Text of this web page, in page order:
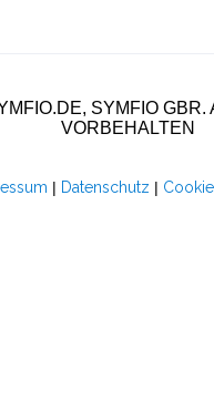
SYMFIO GBR.
VORBEHALTEN
| Datenschutz |